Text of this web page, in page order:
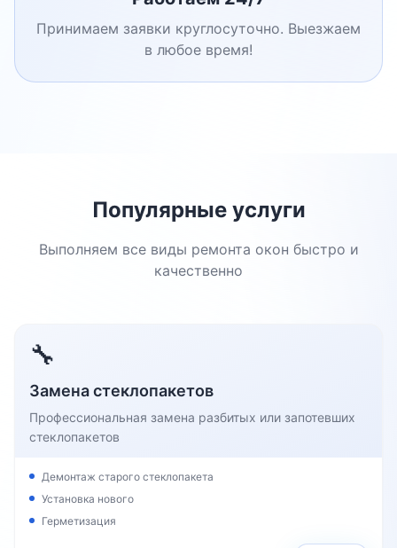
Принимаем заявки круглосуточно. Выезжаем
в любое время!
Популярные услуги
Выполняем все виды ремонта окон быстро и
качественно
🔧
Замена стеклопакетов
Профессиональная замена разбитых или запотевших
стеклопакетов
Демонтаж старого стеклопакета
Установка нового
Герметизация